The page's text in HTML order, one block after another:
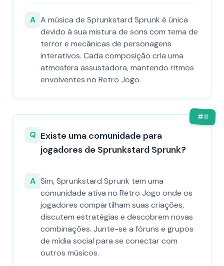
A A música de Sprunkstard Sprunk é única
devido à sua mistura de sons com tema de
terror e mecânicas de personagens
interativos. Cada composição cria uma
atmosfera assustadora, mantendo ritmos
envolventes no Retro Jogo.
#11
Q Existe uma comunidade para
jogadores de Sprunkstard Sprunk?
A Sim, Sprunkstard Sprunk tem uma
comunidade ativa no Retro Jogo onde os
jogadores compartilham suas criações,
discutem estratégias e descobrem novas
combinações. Junte-se a fóruns e grupos
de mídia social para se conectar com
outros músicos.